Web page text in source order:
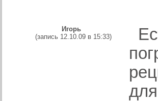
Игорь
(запись 12.10.09 в 15:33)